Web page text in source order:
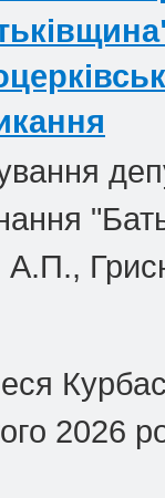
А.П.,
2026